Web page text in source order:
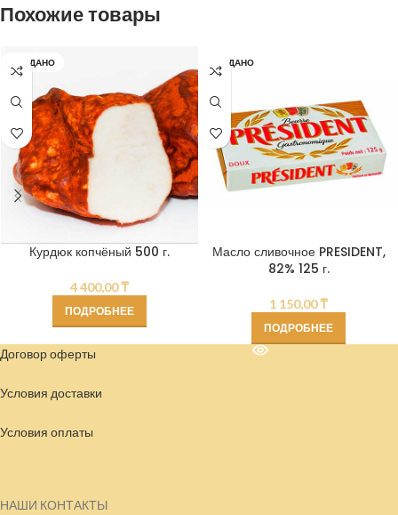
Похожие товары
ПРОДАНО
Курдюк копчёный 500 г.
4 400,00₸
ПОДРОБНЕЕ
ПРОДАНО
Масло сливочное PRESIDENT,
82% 125 г.
1 150,00₸
ПОДРОБНЕЕ
Договор оферты
Условия доставки
Условия оплаты
НАШИ КОНТАКТЫ